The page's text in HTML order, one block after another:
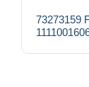
73273159